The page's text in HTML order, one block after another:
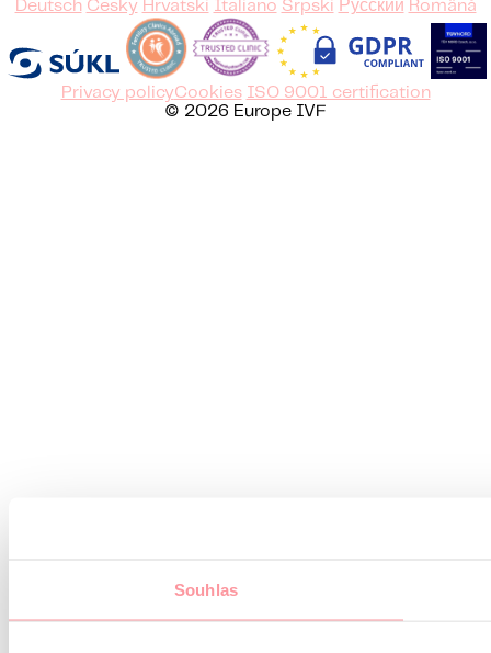
Souhlas
Deutsch Česky Hrvatski Italiano Srpski Русский Română
Privacy policyCookies ISO 9001 certification
© 2026 Europe IVF